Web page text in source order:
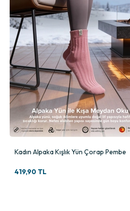
Kadın Alpaka Kışlık Yün Çorap Pembe
419,90 TL